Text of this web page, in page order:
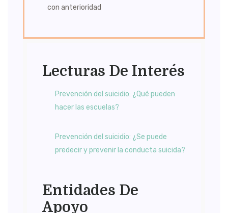
con anterioridad
Lecturas De Interés
Prevención del suicidio: ¿Qué pueden
hacer las escuelas?
Prevención del suicidio: ¿Se puede
predecir y prevenir la conducta suicida?
Entidades De
Apoyo